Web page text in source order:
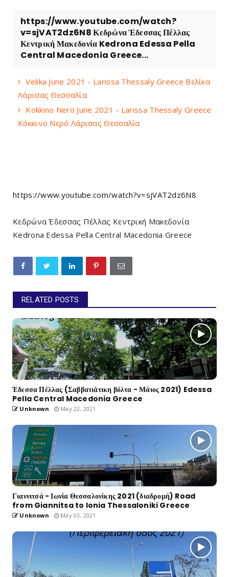
https://www.youtube.com/watch?
v=sjVAT2dz6N8 Κεδρώνα Έδεσσας Πέλλας
Κεντρική Μακεδονία Kedrona Edessa Pella
Central Macedonia Greece...
Velika June 2021 - Larissa Thessaly Greece Βελίκα
Λάρισας Θεσσαλία
Kokkino Nero June 2021 - Larissa Thessaly Greece
Κόκκινο Νερό Λάρισας Θεσσαλία
https://www.youtube.com/watch?v=sjVAT2dz6N8
Κεδρώνα Έδεσσας Πέλλας Κεντρική Μακεδονία
Kedrona Edessa Pella Central Macedonia Greece
RELATED POSTS
Έδεσσα Πέλλας (Σαββατιάτικη βόλτα - Μάιος 2021) Edessa
Pella Central Macedonia Greece
Unknown May 22, 2021
Γιαννιτσά - Ιωνία Θεσσαλονίκης 2021 (διαδρομή) Road
from Giannitsa to Ionia Thessaloniki Greece
Unknown May 03, 2021